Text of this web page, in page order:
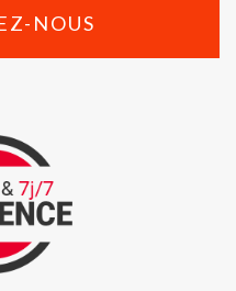
NOUS